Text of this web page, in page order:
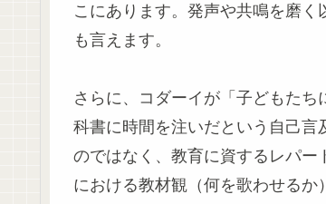
こにあります。発声や共鳴を磨
も言えます。
さらに、コダーイが「子どもた
科書に時間を注いだという自己言
のではなく、教育に資するレパ
における教材観（何を歌わせる